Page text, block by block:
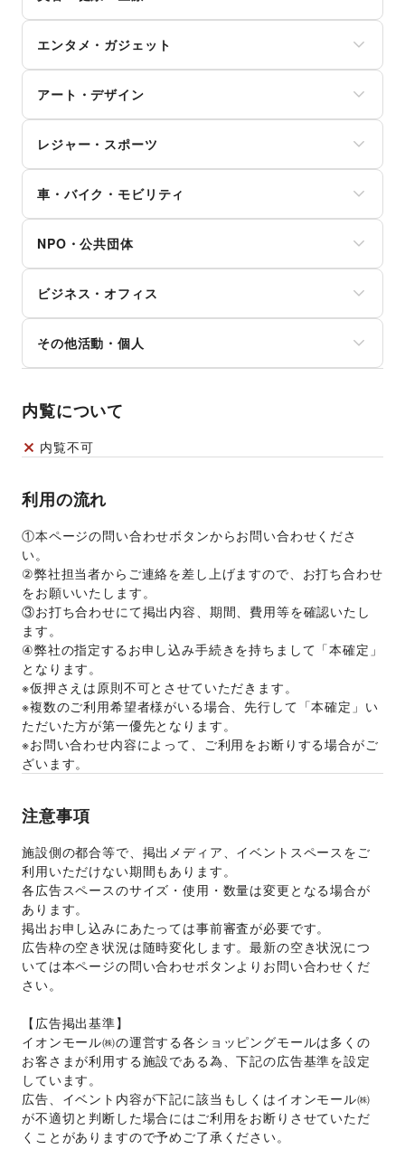
その他ファッション
野菜・果物・生鮮食品
その他フード・飲食
犬・猫・ペット
日用雑貨
食器・陶磁器
その他インテリア・生活雑貨
冠婚葬祭
資格・習い事
リフォーム
住宅（購入・賃貸）
たばこ
修理・メンテナンス
就職・転職・求人
証券・FX
不動産投資
その他金融サービス
学習教材・通信教育
子供向け教室・レッスン
塾・家庭教師
おもちゃ・絵本
その他子育て・教育
ダイエット・健康グッズ
美容・コスメ・香水
ヘアケア・シャンプー
美容家電
ヘアサロン・ネイルサロン
マッサージ・整体
女性用品・フェムテック
コンタクトレンズ
医療・医薬品
その他美容・健康
エンタメ・ガジェット
スマホアクセサリー
ガジェット
ゲーム
アニメ
コミック・マンガ
アイドル・芸能人
CD・DVD・本・雑誌
Webメディア・アプリ
テレビ・ドラマ
映画
音楽・ライブ
演劇
占い
その他エンタメ・ガジェット
アート・デザイン
写真・イラストレーション
立体作品・彫刻
その他アート・デザイン
レジャー・スポーツ
キャンプ・アウトドア
野球
サッカー
バスケットボール
ゴルフ
その他レジャー・スポーツ
車・バイク・モビリティ
バイク・オートバイ
自転車・ロードバイク
マイクロモビリティ
その他車・バイク・モビリティ
NPO・公共団体
外国団体・大使館
募金・寄付
NPO・ボランティア活動
その他NPO・公共団体
ビジネス・オフィス
オフィス家具・OA機器
イベント企画・運営
その他活動・個人
内覧について
内覧不可
利用の流れ
①本ページの問い合わせボタンからお問い合わせくださ
い。
②弊社担当者からご連絡を差し上げますので、お打ち合わせ
をお願いいたします。
③お打ち合わせにて掲出内容、期間、費用等を確認いたし
ます。
④弊社の指定するお申し込み手続きを持ちまして「本確定」
となります。
※仮押さえは原則不可とさせていただきます。
※複数のご利用希望者様がいる場合、先行して「本確定」い
ただいた方が第一優先となります。
※お問い合わせ内容によって、ご利用をお断りする場合がご
ざいます。
注意事項
施設側の都合等で、掲出メディア、イベントスペースをご
利用いただけない期間もあります。
各広告スペースのサイズ・使用・数量は変更となる場合が
あります。
掲出お申し込みにあたっては事前審査が必要です。
広告枠の空き状況は随時変化します。最新の空き状況につ
いては本ページの問い合わせボタンよりお問い合わせくだ
さい。
【広告掲出基準】
イオンモール㈱の運営する各ショッピングモールは多くの
お客さまが利用する施設である為、下記の広告基準を設定
しています。
広告、イベント内容が下記に該当もしくはイオンモール㈱
が不適切と判断した場合にはご利用をお断りさせていただ
くことがありますので予めご了承ください。